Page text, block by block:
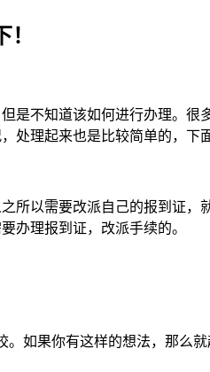
是不知道该如何进行办理。
处理起来也是比较简单的，
所以需要改派自己的报到证
办理报到证，改派手续的。
如果你有这样的想法，那么